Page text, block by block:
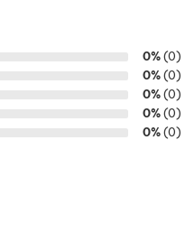
0%(0)
0%(0)
0%(0)
0%(0)
0%(0)